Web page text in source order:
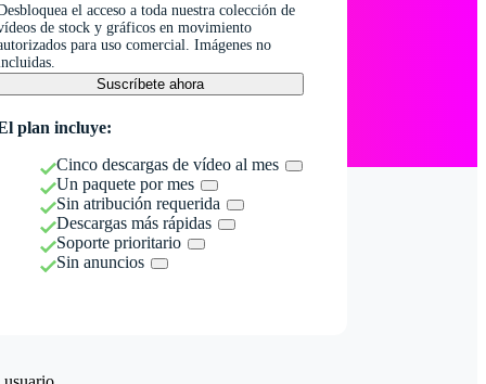
el acceso a toda nuestra colección de
de stock y gráficos en movimiento
para uso comercial. Imágenes no
Suscríbete ahora
plan incluye:
Cinco descargas de vídeo al mes
Un paquete por mes
Sin atribución requerida
Descargas más rápidas
Soporte prioritario
Sin anuncios